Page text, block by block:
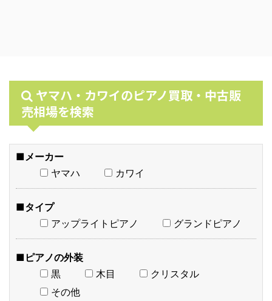
ヤマハ・カワイのピアノ買取・中古販
売相場を検索
■メーカー
ヤマハ
カワイ
■タイプ
アップライトピアノ
グランドピアノ
■ピアノの外装
黒
木目
クリスタル
その他